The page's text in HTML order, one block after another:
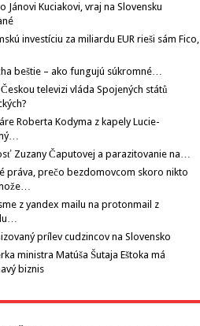
Jánovi Kuciakovi, vraj na Slovensku
investíciu za miliardu EUR rieši sám Fico,
beštie – ako fungujú súkromné…
televizi vláda Spojených států
Roberta Kodyma z kapely Lucie-
Zuzany Čaputovej a parazitovanie na…
práva, prečo bezdomovcom skoro nikto
z yandex mailu na protonmail z
prílev cudzincov na Slovensko
ministra Matúša Šutaja Eštoka má
biznis